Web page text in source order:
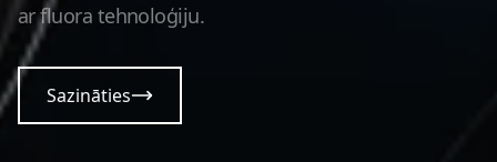
ar fluora tehnoloģiju.
Sazināties